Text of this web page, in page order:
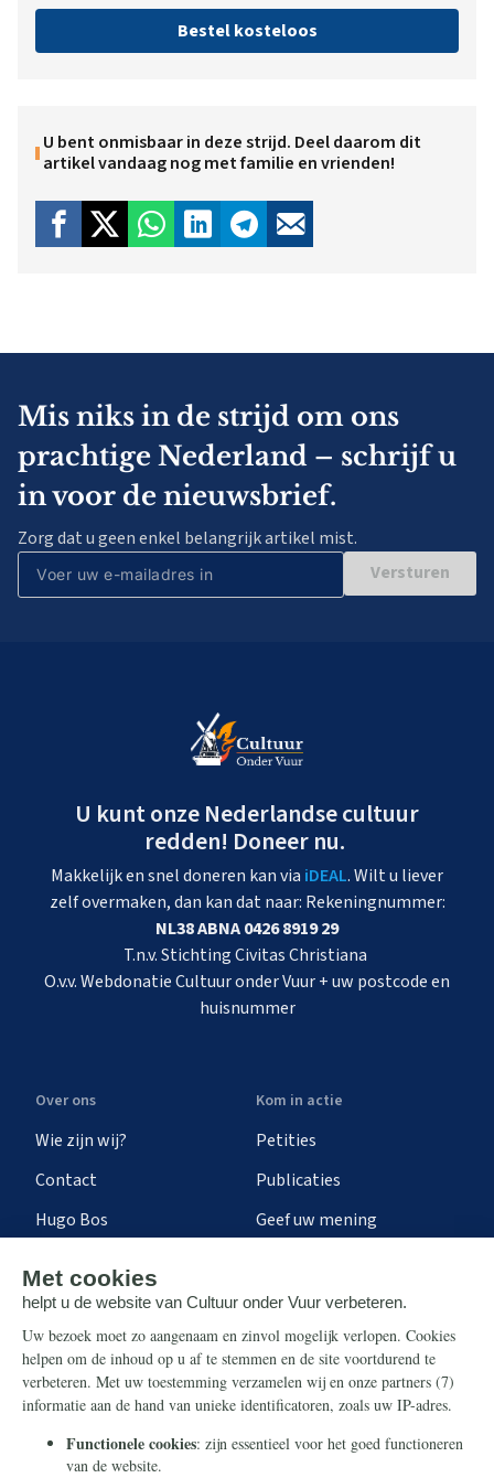
Bestel kosteloos
U bent onmisbaar in deze strijd. Deel daarom dit
artikel vandaag nog met familie en vrienden!
Mis niks in de strijd om ons
prachtige Nederland – schrijf u
in voor de nieuwsbrief.
Zorg dat u geen enkel belangrijk artikel mist.
Versturen
U kunt onze Nederlandse cultuur
redden! Doneer nu.
Makkelijk en snel doneren kan via iDEAL. Wilt u liever
zelf overmaken, dan kan dat naar: Rekeningnummer:
NL38 ABNA 0426 8919 29
T.n.v. Stichting Civitas Christiana
O.v.v. Webdonatie Cultuur onder Vuur + uw postcode en
huisnummer
Over ons
Wie zijn wij?
Contact
Hugo Bos
Kom in actie
Petities
Publicaties
Geef uw mening
Steun ons
Nieuwsbrief
Eenmalig
Maandelijks
Info
Contact
Ontvang onze Telegram-
berichten